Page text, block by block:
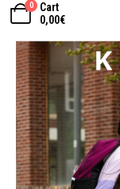
0
Cart
0,00€